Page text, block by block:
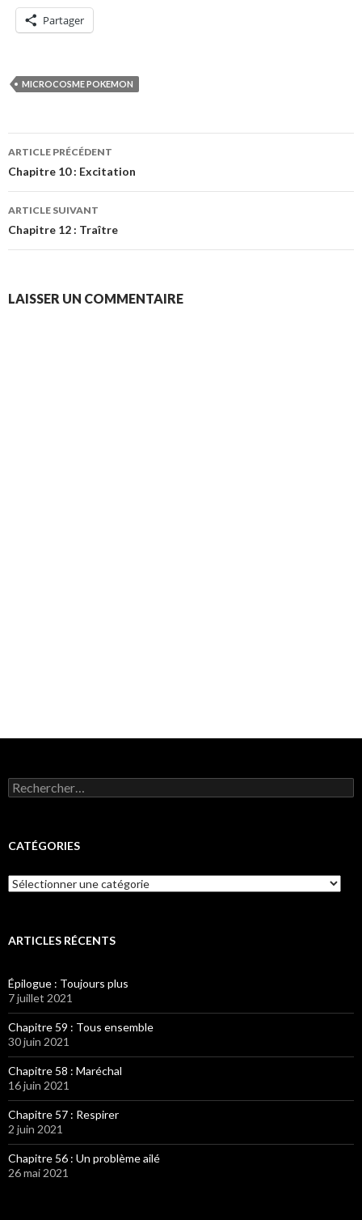
Partager
MICROCOSME POKEMON
Navigation
des
articles
ARTICLE PRÉCÉDENT
Chapitre 10 : Excitation
ARTICLE SUIVANT
Chapitre 12 : Traître
LAISSER UN COMMENTAIRE
Rechercher :
CATÉGORIES
Catégories
ARTICLES RÉCENTS
Épilogue : Toujours plus
7 juillet 2021
Chapitre 59 : Tous ensemble
30 juin 2021
Chapitre 58 : Maréchal
16 juin 2021
Chapitre 57 : Respirer
2 juin 2021
Chapitre 56 : Un problème ailé
26 mai 2021